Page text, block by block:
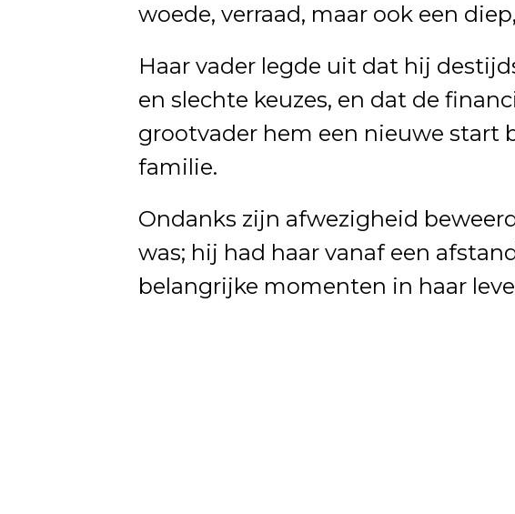
woede, verraad, maar ook een
Haar vader legde uit dat hij
en slechte keuzes, en dat de
grootvader hem een nieuwe start
familie.
Ondanks zijn afwezigheid
was; hij had haar vanaf een
belangrijke momenten in haar